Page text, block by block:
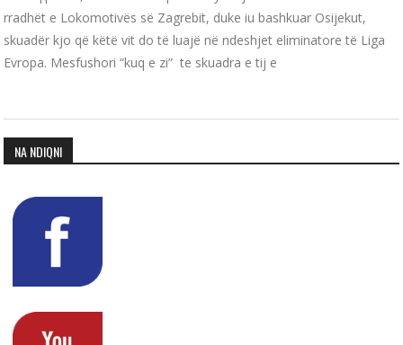
rradhët e Lokomotivës së Zagrebit, duke iu bashkuar Osijekut,
skuadër kjo që këtë vit do të luajë në ndeshjet eliminatore të Liga
Evropa. Mesfushori “kuq e zi” te skuadra e tij e
NA NDIQNI